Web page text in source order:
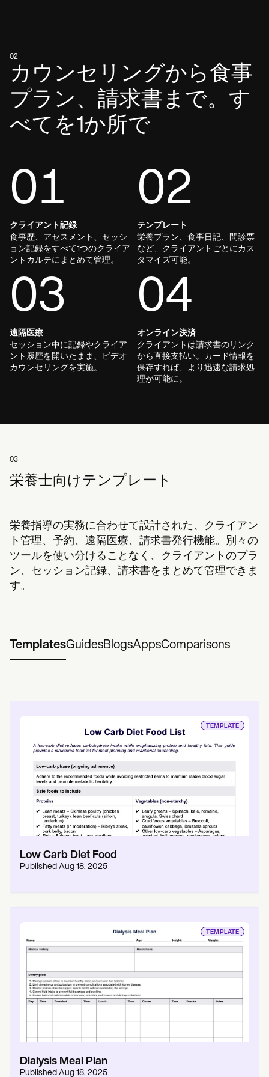
02
カウンセリングから食事
プラン、請求書まで。す
べてを1か所で
01
クライアント記録
食事歴、アセスメント、セッシ
ョン記録をすべて1つのクライア
ントカルテにまとめて管理。
02
テンプレート
栄養プラン、食事日記、問診票
など、クライアントごとにカス
タマイズ可能。
03
遠隔医療
セッション中に記録やクライア
ント履歴を開いたまま、ビデオ
カウンセリングを実施。
04
オンライン決済
クライアントは請求書のリンク
から直接支払い。カード情報を
保存すれば、より迅速な請求処
理が可能に。
03
栄養士向けテンプレート
栄養指導の実務に合わせて設計された、クライアン
ト管理、予約、遠隔医療、請求書発行機能。別々の
ツールを使い分けることなく、クライアントのプラ
ン、セッション記録、請求書をまとめて管理できま
す。
TemplatesGuidesBlogsAppsComparisons
TEMPLATE
Low Carb Diet Food
Published Aug 18, 2025
TEMPLATE
Dialysis Meal Plan
Published Aug 18, 2025